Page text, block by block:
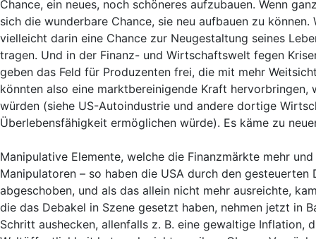
Chance, ein neues, noch schöneres aufzubauen. Wenn
sich die wunderbare Chance, sie neu aufbauen zu
vielleicht darin eine Chance zur Neugestaltung seines
tragen. Und in der Finanz- und Wirtschaftswelt fegen
geben das Feld für Produzenten frei, die mit mehr
könnten also eine marktbereinigende Kraft
würden (siehe US-Autoindustrie und andere dortige
Überlebensfähigkeit ermöglichen würde). Es käme zu
Manipulative Elemente, welche die Finanzmärkte mehr
Manipulatoren – so haben die USA durch den
abgeschoben, und als das allein nicht mehr ausreichte,
die das Debakel in Szene gesetzt haben, nehmen jetzt in
Schritt aushecken, allenfalls z. B. eine gewaltige Inflation,